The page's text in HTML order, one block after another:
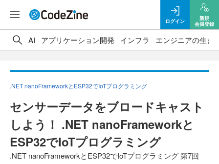
ログイン
新規
会員登録
AI アプリケーション開発 インフラ エンジニアの生き
.NET nanoFrameworkとESP32でIoTプログラミング
センサーデータをブロードキャスト
しよう！ .NET nanoFrameworkと
ESP32でIoTプログラミング
.NET nanoFrameworkとESP32でIoTプログラミング 第7回